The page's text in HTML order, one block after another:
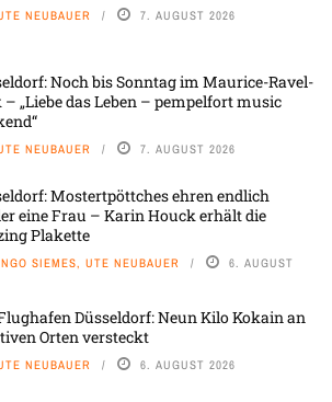
NEUBAUER 7. AUGUST 2026
Noch bis Sonntag im Maurice-Ravel-
– „Liebe das Leben – pempelfort music
NEUBAUER 7. AUGUST 2026
Mostertpöttches ehren endlich
eine Frau – Karin Houck erhält die
Plakette
SIEMES, UTE NEUBAUER 6. AUGUST
Düsseldorf: Neun Kilo Kokain an
Orten versteckt
NEUBAUER 6. AUGUST 2026